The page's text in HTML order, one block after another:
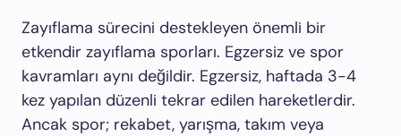
Zayıflama sürecini destekleyen önemli bir
etkendir zayıflama sporları. Egzersiz ve spor
kavramları aynı değildir. Egzersiz, haftada 3-4
kez yapılan düzenli tekrar edilen hareketlerdir.
Ancak spor; rekabet, yarışma, takım veya